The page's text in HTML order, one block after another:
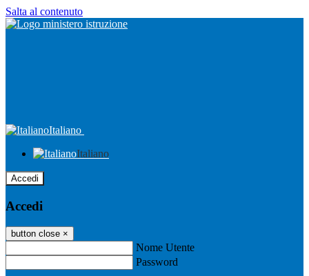
Salta al contenuto
Italiano
Italiano
Accedi
Accedi
button close ×
Nome Utente
Password